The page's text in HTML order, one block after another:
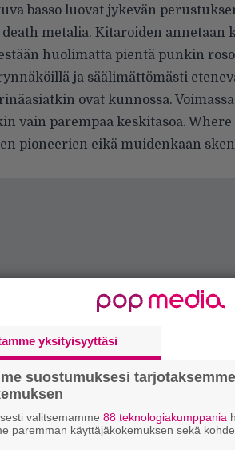
basso luovat jykevän
metalia. Kitaroiden annetaan
huolimatta pientä punkin
ja säälimättömästi
ovat kunnossa. Voimassa
vain parempaa keskitasoa. Where
pioneerien eikä muidenkaan
yksityisyyttäsi
suostumuksesi
valitsemamme 88 teknologiakumppania
paremman käyttäjäkokemuksen sekä